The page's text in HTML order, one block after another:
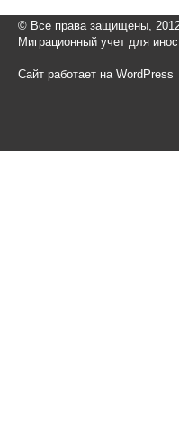
© Все права защищены,
Миграционный учет для
Сайт работает на WordPress